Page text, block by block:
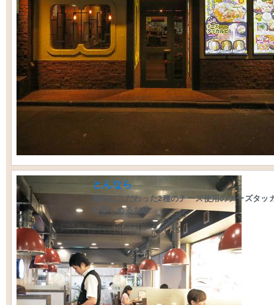
とんなら
産地にこだわった2種のチーズ使用のチーズタッ
を楽しめるお店